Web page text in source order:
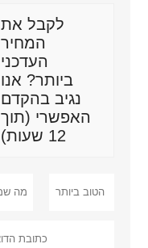
לקבל את
המחיר
העדכני
ביותר? אנו
נגיב בהקדם
האפשרי (תוך
12 שעות)